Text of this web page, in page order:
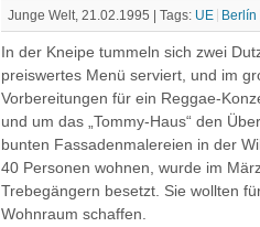
Junge Welt, 21.02.1995 | Tags: UE Berlín
In der Kneipe tummeln sich zwei
preiswertes Menü serviert, und im
Vorbereitungen für ein Reggae-
und um das „Tommy-Haus“ den
bunten Fassadenmalereien in der
40 Personen wohnen, wurde im
Trebegängern besetzt. Sie wollten
Wohnraum schaffen.